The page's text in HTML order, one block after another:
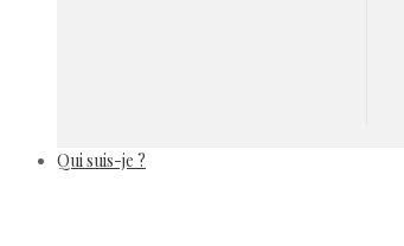
Qui suis-je ?